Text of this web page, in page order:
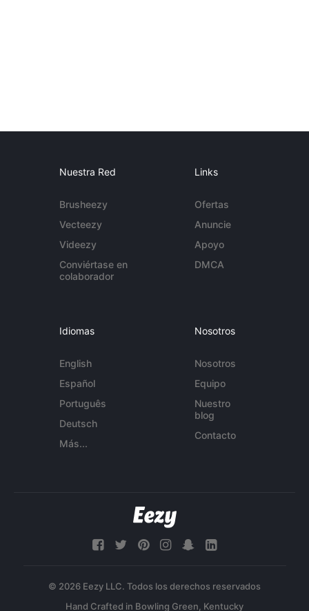
Nuestra Red
Brusheezy
Vecteezy
Videezy
Conviértase en
colaborador
Links
Ofertas
Anuncie
Apoyo
DMCA
Idiomas
English
Español
Português
Deutsch
Más...
Nosotros
Nosotros
Equipo
Nuestro
blog
Contacto
© 2026 Eezy LLC. Todos los derechos reservados